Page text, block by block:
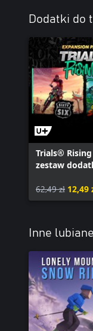
Dodatki do
Trials® Rising
zestaw
62,49 zł 12,49
Inne lubiane